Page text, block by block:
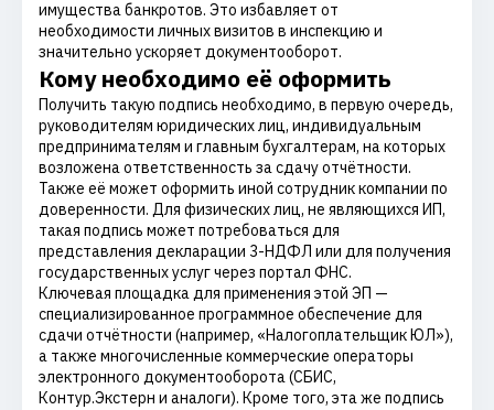
имущества банкротов. Это избавляет от
необходимости личных визитов в инспекцию и
значительно ускоряет документооборот.
Кому необходимо её оформить
Получить такую подпись необходимо, в первую очередь,
руководителям юридических лиц, индивидуальным
предпринимателям и главным бухгалтерам, на которых
возложена ответственность за сдачу отчётности.
Также её может оформить иной сотрудник компании по
доверенности. Для физических лиц, не являющихся ИП,
такая подпись может потребоваться для
представления декларации 3-НДФЛ или для получения
государственных услуг через портал ФНС.
Ключевая площадка для применения этой ЭП —
специализированное программное обеспечение для
сдачи отчётности (например, «Налогоплательщик ЮЛ»),
а также многочисленные коммерческие операторы
электронного документооборота (СБИС,
Контур.Экстерн и аналоги). Кроме того, эта же подпись